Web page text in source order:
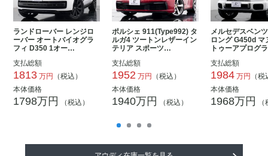
ランドローバー レンジロ
ーバー オートバイオグラ
フィ D350 1オー…
支払総額
1813 万円
（税込）
本体価格
1798万円 （税込）
ポルシェ 911(Type992) タ
ルガ4 ツートンレザーイン
テリア スポーツ…
支払総額
1952 万円
（税込）
本体価格
1940万円 （税込）
メルセデスベン
ロング G450d マ
トゥーアプログ
支払総額
1984 万円
（
本体価格
1968万円